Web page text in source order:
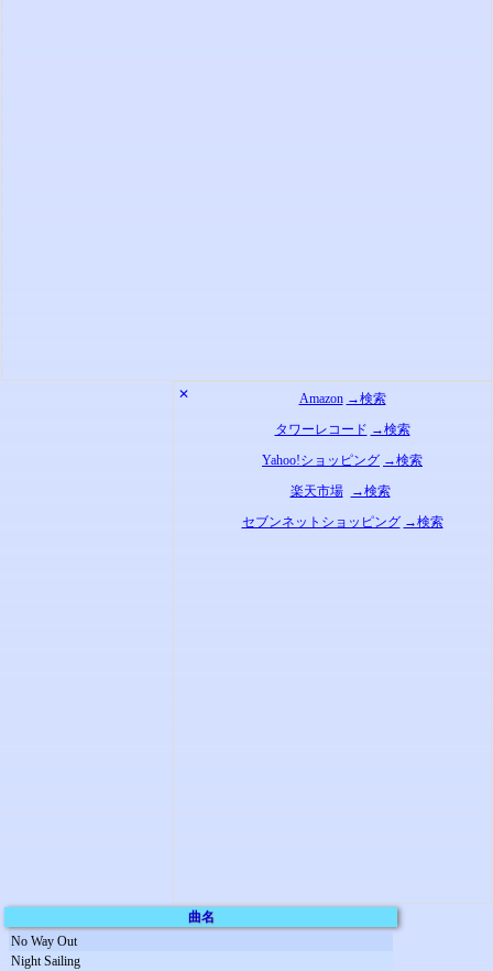
✕ Amazon →検索
タワーレコード →検索
Yahoo!ショッピング →検索
楽天市場
→検索
セブンネットショッピング →検索
曲名
No Way Out
Night Sailing